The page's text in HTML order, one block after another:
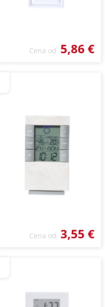
Cena od 5,86 €
Cena od 3,55 €